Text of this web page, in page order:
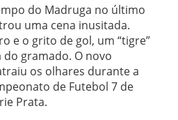
do Madruga no último
uma cena inusitada.
e o grito de gol, um “tigre”
gramado. O novo
os olhares durante a
de Futebol 7 de
Prata.